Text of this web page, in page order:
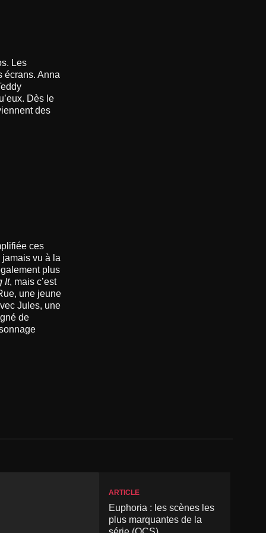
Les
écrans. Anna
Dès le
des
ces
vu à la
plus
It, mais c’est
une jeune
Jules, une
de
ARTICLE
Euphoria : les scènes les
plus marquantes de la